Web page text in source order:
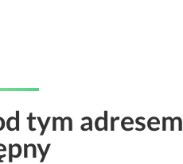
tym